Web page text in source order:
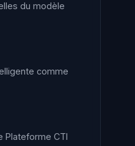
du modèle
comme
Plateforme CTI